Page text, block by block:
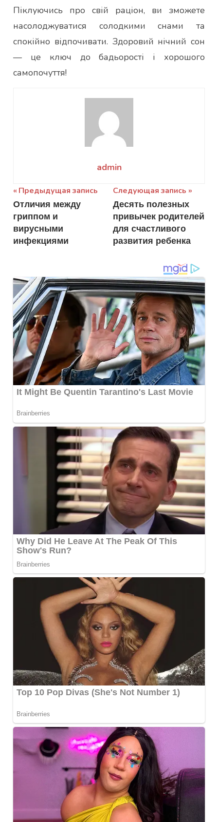
Піклуючись про свій раціон, ви зможете
насолоджуватися солодкими снами та
спокійно відпочивати. Здоровий нічний сон
— це ключ до бадьорості і хорошого
самопочуття!
admin
Навигация
по
записям
Предыдущая запись
Отличия между
гриппом и
вирусными
инфекциями
Следующая запись
Десять полезных
привычек родителей
для счастливого
развития ребенка